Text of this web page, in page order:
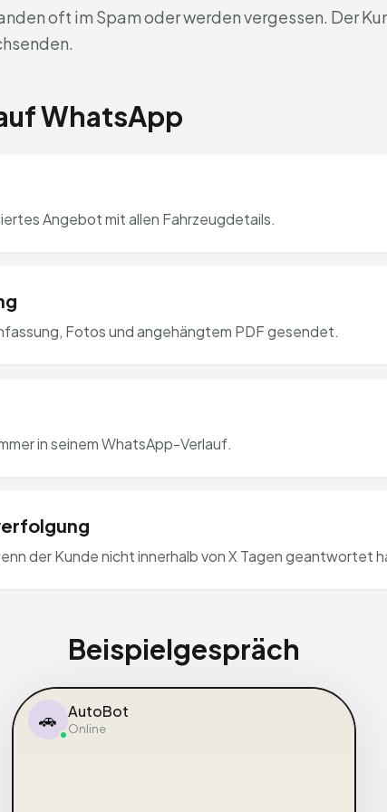
oft im Spam oder werden vergessen. Der
WhatsApp
Angebot mit allen Fahrzeugdetails.
Fotos und angehängtem PDF gesendet.
in seinem WhatsApp-Verlauf.
der Kunde nicht innerhalb von X Tagen geantwortet
Beispielgespräch
🚗 AutoBot
Online